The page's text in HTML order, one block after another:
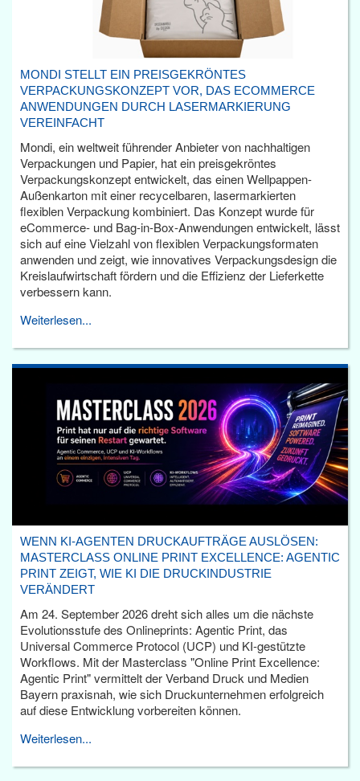
MONDI STELLT EIN PREISGEKRÖNTES
VERPACKUNGSKONZEPT VOR, DAS ECOMMERCE
ANWENDUNGEN DURCH LASERMARKIERUNG
VEREINFACHT
Mondi, ein weltweit führender Anbieter von nachhaltigen
Verpackungen und Papier, hat ein preisgekröntes
Verpackungskonzept entwickelt, das einen Wellpappen-
Außenkarton mit einer recycelbaren, lasermarkierten
flexiblen Verpackung kombiniert. Das Konzept wurde für
eCommerce- und Bag-in-Box-Anwendungen entwickelt, lässt
sich auf eine Vielzahl von flexiblen Verpackungsformaten
anwenden und zeigt, wie innovatives Verpackungsdesign die
Kreislaufwirtschaft fördern und die Effizienz der Lieferkette
verbessern kann.
Weiterlesen...
WENN KI-AGENTEN DRUCKAUFTRÄGE AUSLÖSEN:
MASTERCLASS ONLINE PRINT EXCELLENCE: AGENTIC
PRINT ZEIGT, WIE KI DIE DRUCKINDUSTRIE
VERÄNDERT
Am 24. September 2026 dreht sich alles um die nächste
Evolutionsstufe des Onlineprints: Agentic Print, das
Universal Commerce Protocol (UCP) und KI-gestützte
Workflows. Mit der Masterclass "Online Print Excellence:
Agentic Print" vermittelt der Verband Druck und Medien
Bayern praxisnah, wie sich Druckunternehmen erfolgreich
auf diese Entwicklung vorbereiten können.
Weiterlesen...